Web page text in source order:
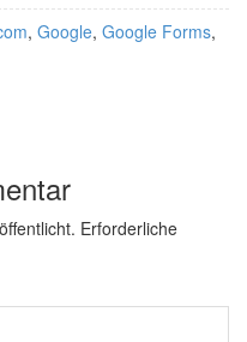
, Google, Google Forms,
Erforderliche